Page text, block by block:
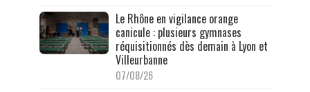
Le Rhône en vigilance orange
canicule : plusieurs gymnases
réquisitionnés dès demain à Lyon et
Villeurbanne
07/08/26